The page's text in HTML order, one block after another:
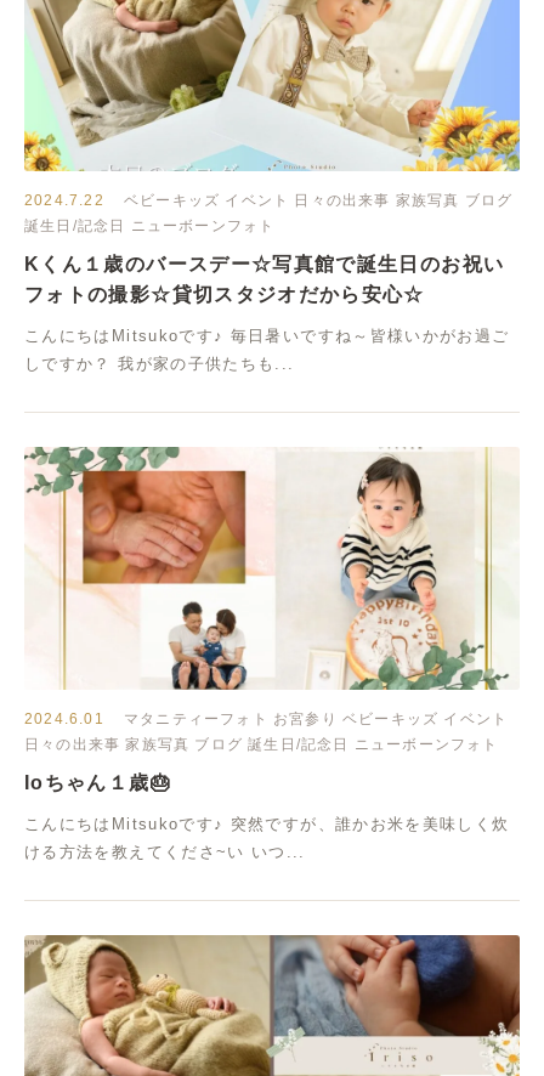
2024.7.22 ベビーキッズ イベント 日々の出来事 家族写真 ブログ
誕生日/記念日
ニューボーンフォト
Kくん１歳のバースデー☆写真館で誕生日のお祝い
フォトの撮影☆貸切スタジオだから安心☆
こんにちはMitsukoです♪ 毎日暑いですね～皆様いかがお過ご
しですか？ 我が家の子供たちも...
2024.6.01 マタニティーフォト お宮参り ベビーキッズ イベント
日々の出来事 家族写真 ブログ 誕生日/記念日 ニューボーンフォト
Ioちゃん１歳🎂
こんにちはMitsukoです♪ 突然ですが、誰かお米を美味しく炊
ける方法を教えてくださ~い いつ...